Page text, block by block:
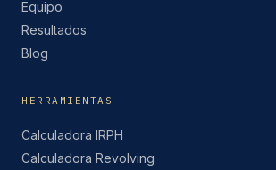
Equipo
Resultados
Blog
HERRAMIENTAS
Calculadora IRPH
Calculadora Revolving